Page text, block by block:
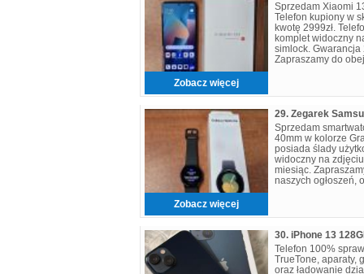
Zobacz więcej
Sprzedam Xiaomi
Telefon kupiony w
kwotę 2999zł.
komplet widoczny
simlock. Gwarancja
Zapraszamy do
Zobacz więcej
Sprzedam
40mm w kolorze
posiada ślady
widoczny na
miesiąc.
naszych ogłoszeń,
Telefon 100%
TrueTone, aparaty,
oraz ładowanie